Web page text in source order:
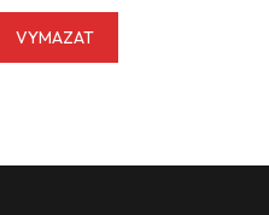
VYMAZAT